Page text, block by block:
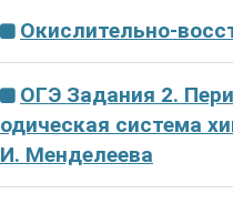
Окислительно-
ОГЭ Задания 2.
о­ди­че­ская система
И. Менделеева